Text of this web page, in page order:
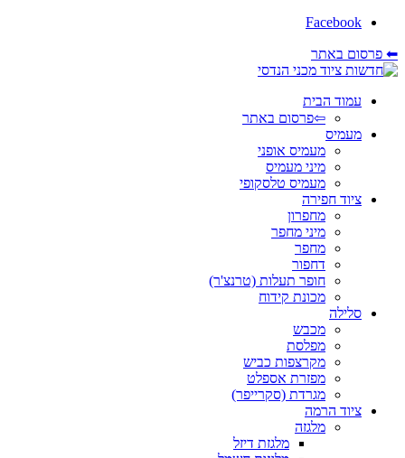
Facebook
⬅ פרסום באתר
עמוד הבית
⇦פרסום באתר
מעמיס
מעמיס אופני
מיני מעמיס
מעמיס טלסקופי
ציוד חפירה
מחפרון
מיני מחפר
מחפר
דחפור
חופר תעלות (טרנצ'ר)
מכונת קידוח
סלילה
מכבש
מפלסת
מקרצפות כביש
מפזרת אספלט
מגרדת (סקרייפר)
ציוד הרמה
מלגזה
מלגזת דיזל